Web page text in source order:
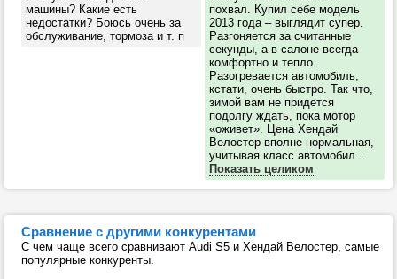
машины? Какие есть
недостатки? Боюсь очень за
обслуживание, тормоза и т. п
похвал. Купил себе модель
2013 года – выглядит супер.
Разгоняется за считанные
секунды, а в салоне всегда
комфортно и тепло.
Разогревается автомобиль,
кстати, очень быстро. Так что,
зимой вам не придется
подолгу ждать, пока мотор
«оживет». Цена Хендай
Велостер вполне нормальная,
учитывая класс автомобил...
Показать целиком
Сравнение с другими конкурентами
С чем чаще всего сравнивают Audi S5 и Хендай Велостер, самые
популярные конкуренты.